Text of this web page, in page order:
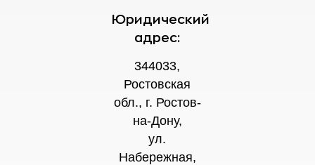
Юридический
адрес:
344033,
Ростовская
обл., г. Ростов-
на-Дону,
ул.
Набережная,